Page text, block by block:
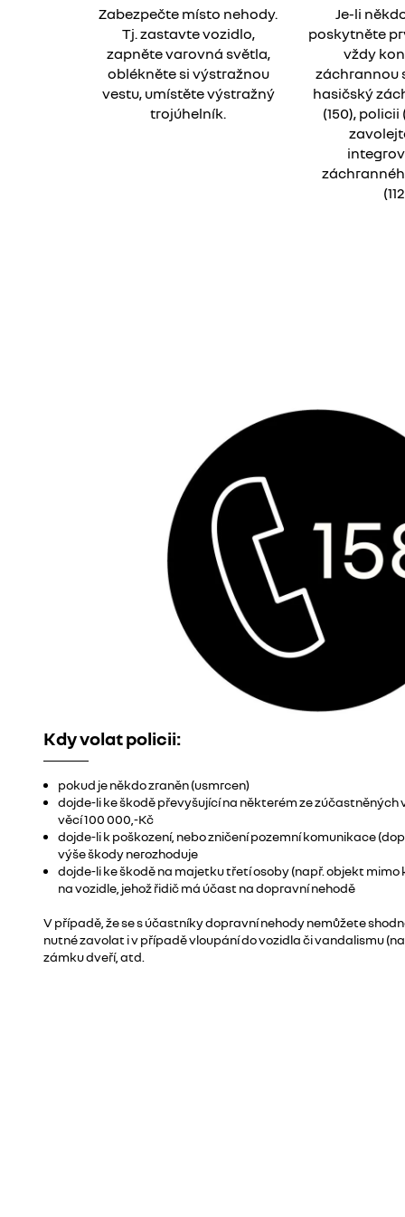
Zabezpečte místo nehody.
Tj. zastavte vozidlo,
zapněte varovná světla,
oblékněte si výstražnou
vestu, umístěte výstražný
trojúhelník.
Je-li
poskytněte
vždy
záchrannou
hasičský
(150), policii
Kdy volat policii:
pokud je někdo zraněn (usmrcen)
dojde-li ke škodě převyšující na některém ze
věcí 100 000,-Kč
dojde-li k poškození, nebo zničení pozemní komunikace
výše škody nerozhoduje
dojde-li ke škodě na majetku třetí osoby (např. objekt
na vozidle, jehož řidič má účast na dopravní nehodě
V případě, že se s účastníky dopravní nehody nemůžete
nutné zavolat i v případě vloupání do vozidla či vandalismu
zámku dveří, atd.